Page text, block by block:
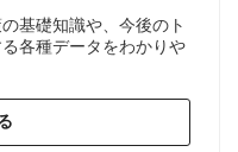
基礎知識や、今後のト
各種データをわかりや